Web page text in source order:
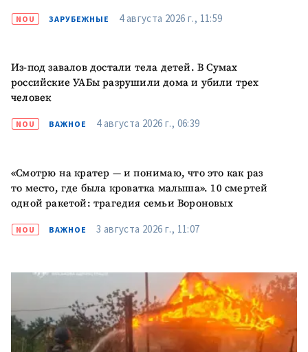
NOU ЗАРУБЕЖНЫЕ 4 августа 2026 г., 11:59
Из-под завалов достали тела детей. В Сумах
российские УАБы разрушили дома и убили трех
человек
NOU ВАЖНОЕ 4 августа 2026 г., 06:39
«Смотрю на кратер — и понимаю, что это как раз
то место, где была кроватка малыша». 10 смертей
одной ракетой: трагедия семьи Вороновых
NOU ВАЖНОЕ 3 августа 2026 г., 11:07